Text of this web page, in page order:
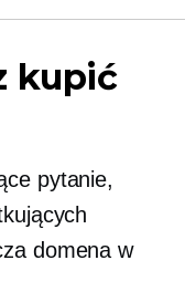
kupić
pytanie,
domena w